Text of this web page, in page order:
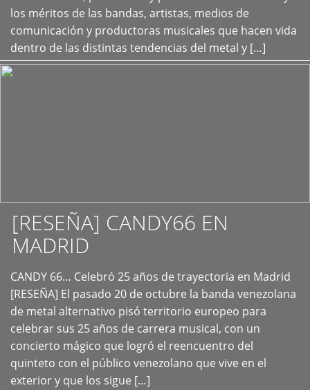
los méritos de las bandas, artistas, medios de
comunicación y productoras musicales que hacen vida
dentro de las distintas tendencias del metal y […]
[RESEÑA] CANDY66 EN
MADRID
CANDY 66… Celebró 25 años de trayectoria en Madrid
[RESEÑA] El pasado 20 de octubre la banda venezolana
de metal alternativo pisó territorio europeo para
celebrar sus 25 años de carrera musical, con un
concierto mágico que logró el reencuentro del
quinteto con el público venezolano que vive en el
exterior y que los sigue […]
+